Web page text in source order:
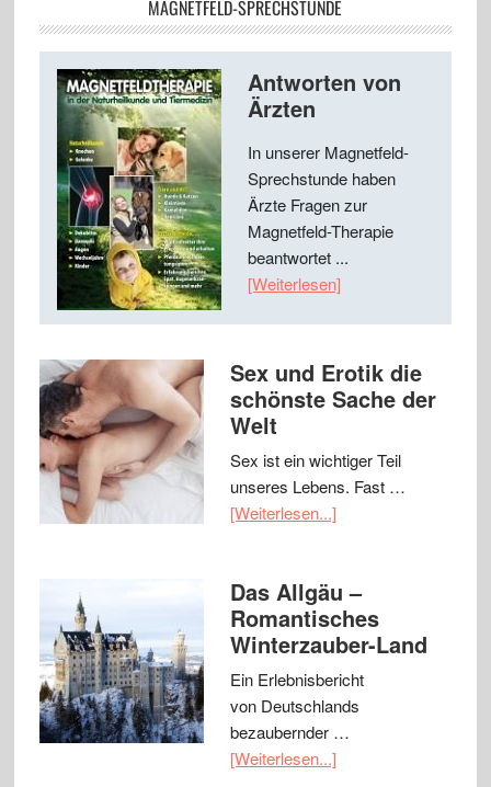
MAGNETFELD-SPRECHSTUNDE
Antworten von
Ärzten
In unserer Magnetfeld-
Sprechstunde haben
Ärzte Fragen zur
Magnetfeld-Therapie
beantwortet ...
[Weiterlesen]
Sex und Erotik die
schönste Sache der
Welt
Sex ist ein wichtiger Teil
unseres Lebens. Fast …
[Weiterlesen...]
Das Allgäu –
Romantisches
Winterzauber-Land
Ein Erlebnisbericht
von Deutschlands
bezaubernder …
[Weiterlesen...]